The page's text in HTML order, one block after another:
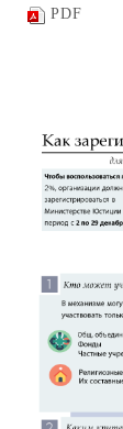
PDF